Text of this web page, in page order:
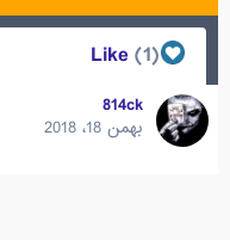
Like
(1)
814ck
بهمن 18، 2018